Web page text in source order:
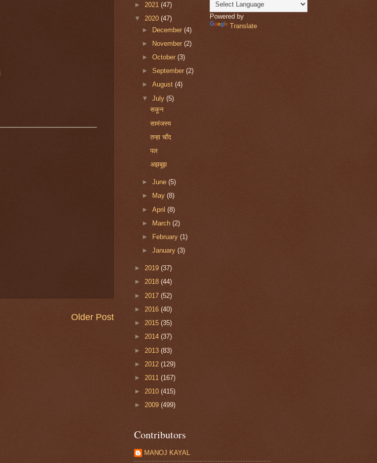
Older Post
► 2021 (47)
▼ 2020 (47)
► December(4)
►
November(2)
►October(3)
►September(2)
►August(4)
▼July(5)
सकून
सामंजस्य
तन्हा चाँद
पल
अझबूझ
►June(5)
►
May(8)
►April(8)
►
March(2)
►
February(1)
►January(3)
► 2019 (37)
► 2018 (44)
► 2017 (52)
► 2016 (40)
► 2015 (35)
► 2014 (37)
► 2013 (83)
► 2012 (129)
► 2011 (167)
► 2010 (415)
► 2009 (499)
Powered by
Translate
Contributors
MANOJ KAYAL